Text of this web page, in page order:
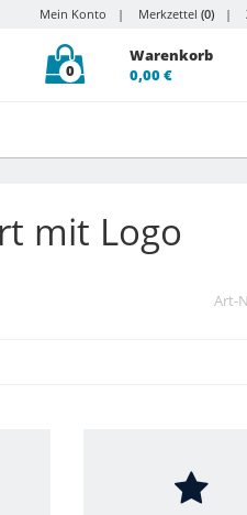
Mein Konto Merkzettel (0)
0
Warenkorb
0,00 €
mit Logo
Art-